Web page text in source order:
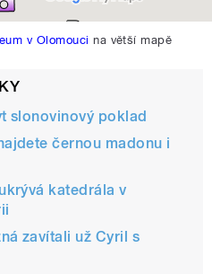
v Olomouci na větší mapě
slonovinový poklad
černou madonu i
katedrála v
zavítali už Cyril s